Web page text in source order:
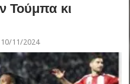
Τούμπα κι
10/11/2024